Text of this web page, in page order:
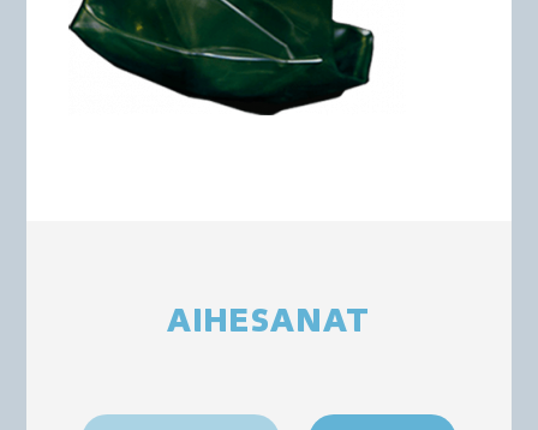
AIHESANAT